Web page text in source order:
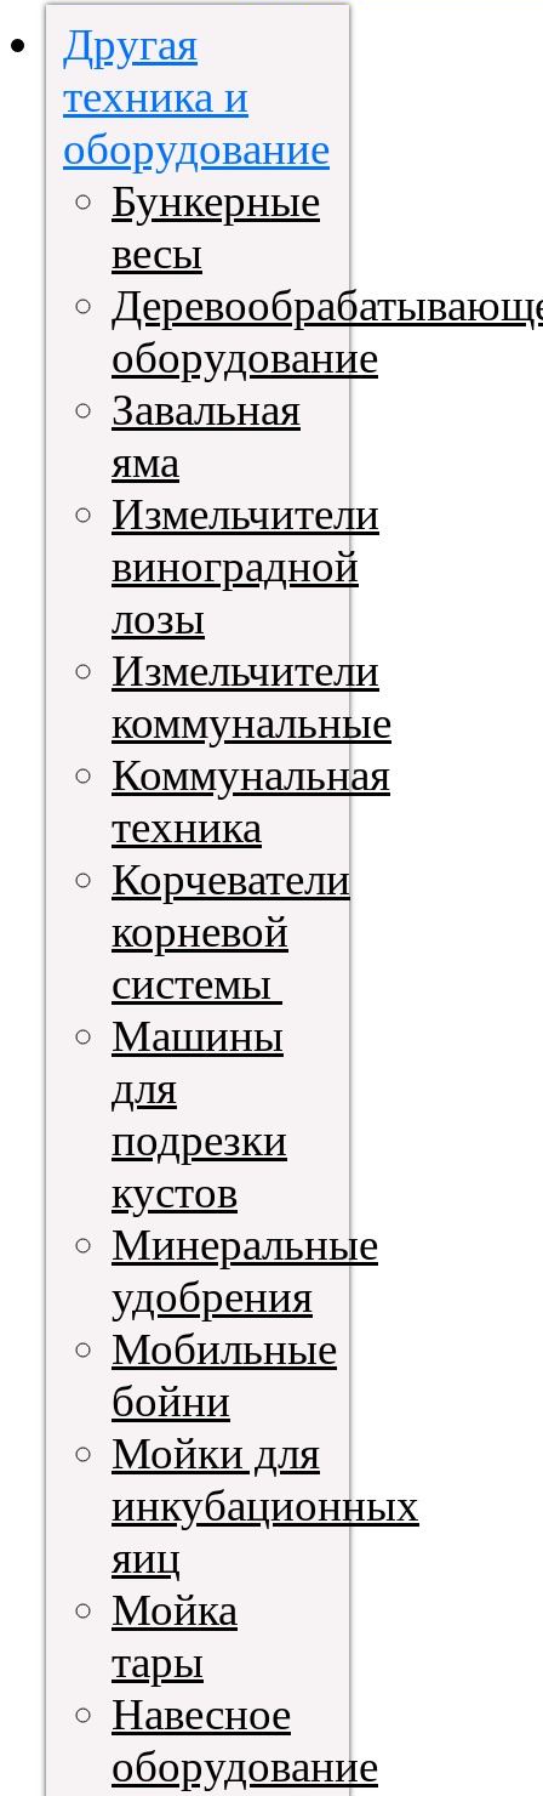
Другая
техника и
оборудование
Бункерные
весы
оборудование
Завальная
яма
Измельчители
виноградной
лозы
Измельчители
коммунальные
Коммунальная
техника
Корчеватели
корневой
системы
Машины
для
подрезки
кустов
Минеральные
удобрения
Мобильные
бойни
Мойки для
инкубационных
яиц
Мойка
тары
Навесное
оборудование